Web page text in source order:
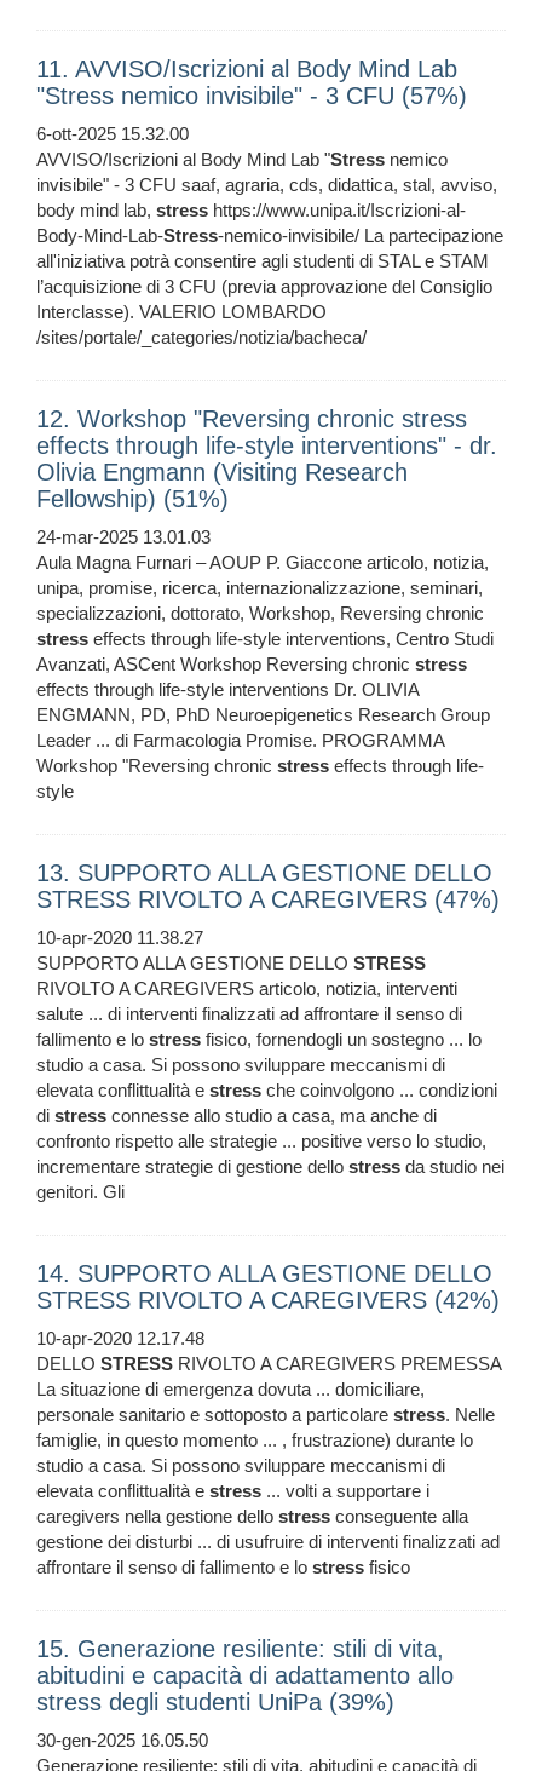
11. AVVISO/Iscrizioni al Body Mind Lab
"Stress nemico invisibile" - 3 CFU (57%)
6-ott-2025 15.32.00
AVVISO/Iscrizioni al Body Mind Lab "Stress nemico
invisibile" - 3 CFU saaf, agraria, cds, didattica, stal, avviso,
body mind lab, stress https://www.unipa.it/Iscrizioni-al-
Body-Mind-Lab-Stress-nemico-invisibile/ La partecipazione
all'iniziativa potrà consentire agli studenti di STAL e STAM
l’acquisizione di 3 CFU (previa approvazione del Consiglio
Interclasse). VALERIO LOMBARDO
/sites/portale/_categories/notizia/bacheca/
12. Workshop "Reversing chronic stress
effects through life-style interventions" - dr.
Olivia Engmann (Visiting Research
Fellowship) (51%)
24-mar-2025 13.01.03
Aula Magna Furnari – AOUP P. Giaccone articolo, notizia,
unipa, promise, ricerca, internazionalizzazione, seminari,
specializzazioni, dottorato, Workshop, Reversing chronic
stress effects through life-style interventions, Centro Studi
Avanzati, ASCent Workshop Reversing chronic stress
effects through life-style interventions Dr. OLIVIA
ENGMANN, PD, PhD Neuroepigenetics Research Group
Leader ... di Farmacologia Promise. PROGRAMMA
Workshop "Reversing chronic stress effects through life-
style
13. SUPPORTO ALLA GESTIONE DELLO
STRESS RIVOLTO A CAREGIVERS (47%)
10-apr-2020 11.38.27
SUPPORTO ALLA GESTIONE DELLO STRESS
RIVOLTO A CAREGIVERS articolo, notizia, interventi
salute ... di interventi finalizzati ad affrontare il senso di
fallimento e lo stress fisico, fornendogli un sostegno ... lo
studio a casa. Si possono sviluppare meccanismi di
elevata conflittualità e stress che coinvolgono ... condizioni
di stress connesse allo studio a casa, ma anche di
confronto rispetto alle strategie ... positive verso lo studio,
incrementare strategie di gestione dello stress da studio nei
genitori. Gli
14. SUPPORTO ALLA GESTIONE DELLO
STRESS RIVOLTO A CAREGIVERS (42%)
10-apr-2020 12.17.48
DELLO STRESS RIVOLTO A CAREGIVERS PREMESSA
La situazione di emergenza dovuta ... domiciliare,
personale sanitario e sottoposto a particolare stress. Nelle
famiglie, in questo momento ... , frustrazione) durante lo
studio a casa. Si possono sviluppare meccanismi di
elevata conflittualità e stress ... volti a supportare i
caregivers nella gestione dello stress conseguente alla
gestione dei disturbi ... di usufruire di interventi finalizzati ad
affrontare il senso di fallimento e lo stress fisico
15. Generazione resiliente: stili di vita,
abitudini e capacità di adattamento allo
stress degli studenti UniPa (39%)
30-gen-2025 16.05.50
Generazione resiliente: stili di vita, abitudini e capacità di